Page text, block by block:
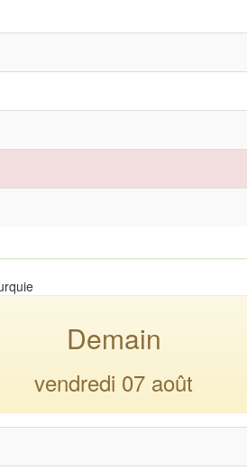
Demain
vendredi 07 août